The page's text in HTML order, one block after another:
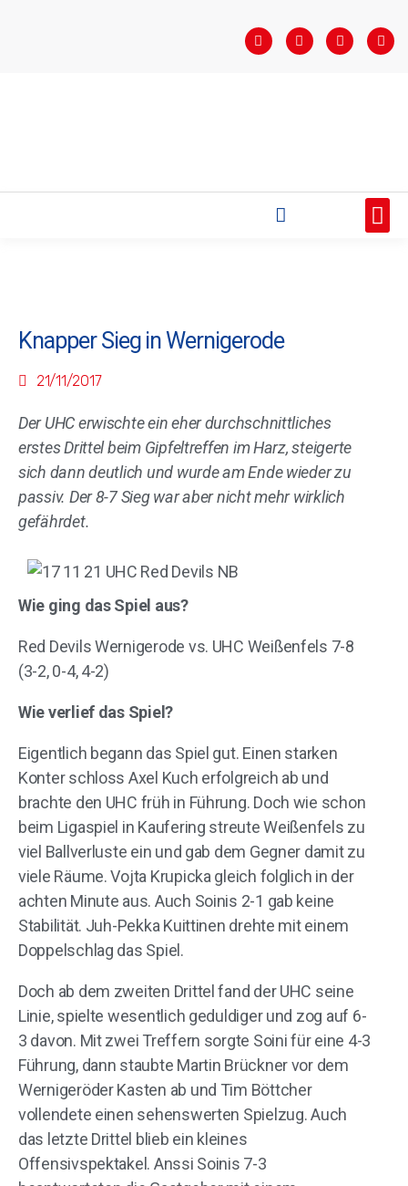
Knapper Sieg in Wernigerode
21/11/2017
Der UHC erwischte ein eher durchschnittliches
erstes Drittel beim Gipfeltreffen im Harz, steigerte
sich dann deutlich und wurde am Ende wieder zu
passiv. Der 8-7 Sieg war aber nicht mehr wirklich
gefährdet.
Wie ging das Spiel aus?
Red Devils Wernigerode vs. UHC Weißenfels 7-8
(3-2, 0-4, 4-2)
Wie verlief das Spiel?
Eigentlich begann das Spiel gut. Einen starken
Konter schloss Axel Kuch erfolgreich ab und
brachte den UHC früh in Führung. Doch wie schon
beim Ligaspiel in Kaufering streute Weißenfels zu
viel Ballverluste ein und gab dem Gegner damit zu
viele Räume. Vojta Krupicka gleich folglich in der
achten Minute aus. Auch Soinis 2-1 gab keine
Stabilität. Juh-Pekka Kuittinen drehte mit einem
Doppelschlag das Spiel.
Doch ab dem zweiten Drittel fand der UHC seine
Linie, spielte wesentlich geduldiger und zog auf 6-
3 davon. Mit zwei Treffern sorgte Soini für eine 4-3
Führung, dann staubte Martin Brückner vor dem
Wernigeröder Kasten ab und Tim Böttcher
vollendete einen sehenswerten Spielzug. Auch
das letzte Drittel blieb ein kleines
Offensivspektakel. Anssi Soinis 7-3